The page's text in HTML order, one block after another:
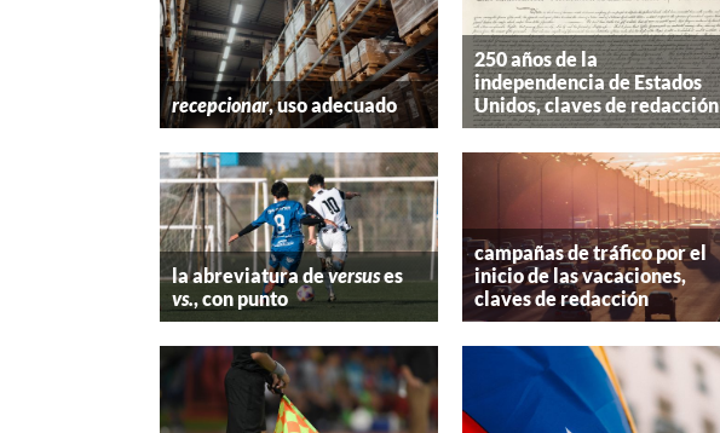
recepcionar, uso adecuado
250 años de la
independencia de Estados
Unidos, claves de redacción
la abreviatura deversuses
vs., con punto
campañas de tráfico por el
inicio de las vacaciones,
claves de redacción